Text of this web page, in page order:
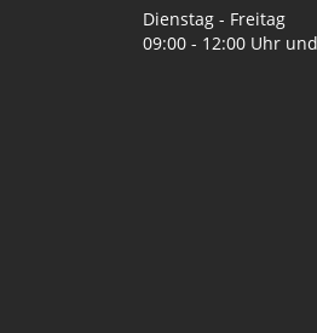
Dienstag - Freitag
09:00 - 12:00 Uhr